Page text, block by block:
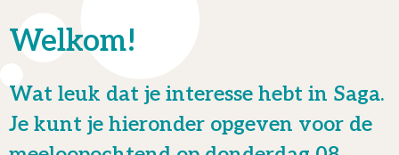
Welkom!
Wat leuk dat je interesse hebt in Saga.
Je kunt je hieronder opgeven voor de